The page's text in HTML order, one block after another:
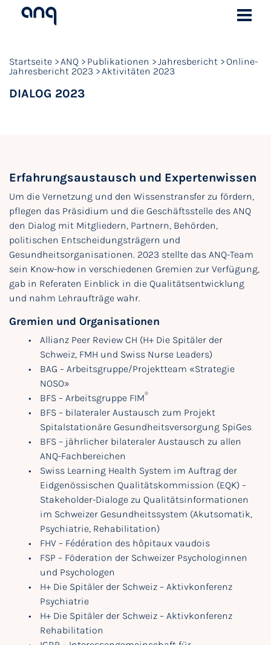
Startseite ANQ Publikationen Jahresbericht
Online-
Jahresbericht 2023
Aktivitäten 2023
DIALOG 2023
Erfahrungsaustausch und Expertenwissen
Um die Vernetzung und den Wissenstransfer zu fördern,
pflegen das Präsidium und die Geschäftsstelle des ANQ
den Dialog mit Mitgliedern, Partnern, Behörden,
politischen Entscheidungsträgern und
Gesundheitsorganisationen. 2023 stellte das ANQ-Team
sein Know-how in verschiedenen Gremien zur Verfügung,
gab in Referaten Einblick in die Qualitätsentwicklung
und nahm Lehraufträge wahr.
Gremien und Organisationen
Allianz Peer Review CH (H+ Die Spitäler der
Schweiz, FMH und Swiss Nurse Leaders)
BAG – Arbeitsgruppe/Projektteam «Strategie
NOSO»
BFS – Arbeitsgruppe FIM®
BFS – bilateraler Austausch zum Projekt
Spitalstationäre Gesundheitsversorgung SpiGes
BFS – jährlicher bilateraler Austausch zu allen
ANQ-Fachbereichen
Swiss Learning Health System im Auftrag der
Eidgenössischen Qualitätskommission (EQK) –
Stakeholder-Dialoge zu Qualitätsinformationen
im Schweizer Gesundheitssystem (Akutsomatik,
Psychiatrie, Rehabilitation)
FHV – Fédération des hôpitaux vaudois
FSP – Föderation der Schweizer Psychologinnen
und Psychologen
H+ Die Spitäler der Schweiz – Aktivkonferenz
Psychiatrie
H+ Die Spitäler der Schweiz – Aktivkonferenz
Rehabilitation